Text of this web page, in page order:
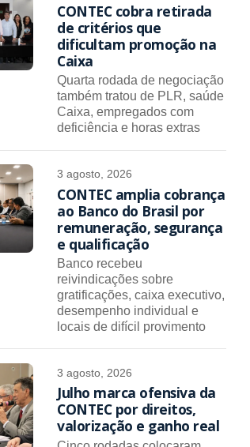
CONTEC cobra retirada
de critérios que
dificultam promoção na
Caixa
Quarta rodada de negociação
também tratou de PLR, saúde
Caixa, empregados com
deficiência e horas extras
3 agosto, 2026
CONTEC amplia cobrança
ao Banco do Brasil por
remuneração, segurança
e qualificação
Banco recebeu
reivindicações sobre
gratificações, caixa executivo,
desempenho individual e
locais de difícil provimento
3 agosto, 2026
Julho marca ofensiva da
CONTEC por direitos,
valorização e ganho real